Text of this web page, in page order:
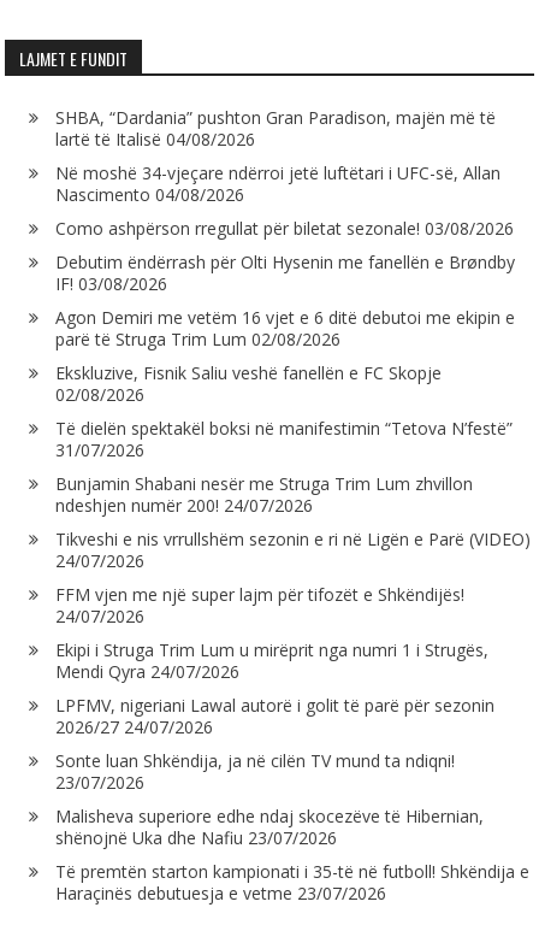
LAJMET E FUNDIT
SHBA, “Dardania” pushton Gran Paradison, majën më të
lartë të Italisë 04/08/2026
Në moshë 34-vjeçare ndërroi jetë luftëtari i UFC-së, Allan
Nascimento 04/08/2026
Como ashpërson rregullat për biletat sezonale! 03/08/2026
Debutim ëndërrash për Olti Hysenin me fanellën e Brøndby
IF! 03/08/2026
Agon Demiri me vetëm 16 vjet e 6 ditë debutoi me ekipin e
parë të Struga Trim Lum 02/08/2026
Ekskluzive, Fisnik Saliu veshë fanellën e FC Skopje
02/08/2026
Të dielën spektakël boksi në manifestimin “Tetova N’festë”
31/07/2026
Bunjamin Shabani nesër me Struga Trim Lum zhvillon
ndeshjen numër 200! 24/07/2026
Tikveshi e nis vrrullshëm sezonin e ri në Ligën e Parë (VIDEO)
24/07/2026
FFM vjen me një super lajm për tifozët e Shkëndijës!
24/07/2026
Ekipi i Struga Trim Lum u mirëprit nga numri 1 i Strugës,
Mendi Qyra 24/07/2026
LPFMV, nigeriani Lawal autorë i golit të parë për sezonin
2026/27 24/07/2026
Sonte luan Shkëndija, ja në cilën TV mund ta ndiqni!
23/07/2026
Malisheva superiore edhe ndaj skocezëve të Hibernian,
shënojnë Uka dhe Nafiu 23/07/2026
Të premtën starton kampionati i 35-të në futboll! Shkëndija e
Haraçinës debutuesja e vetme 23/07/2026